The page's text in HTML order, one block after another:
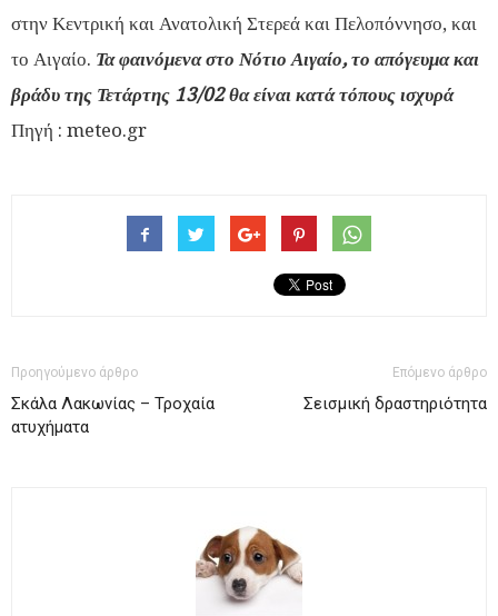
στην Κεντρική και Ανατολική Στερεά και Πελοπόννησο, και
το Αιγαίο. Τα φαινόμενα στο Νότιο Αιγαίο, το απόγευμα και
βράδυ της Τετάρτης 13/02 θα είναι κατά τόπους ισχυρά
Πηγή : meteo.gr
Προηγούμενο άρθρο
Σκάλα Λακωνίας – Τροχαία
ατυχήματα
Επόμενο άρθρο
Σεισμική δραστηριότητα